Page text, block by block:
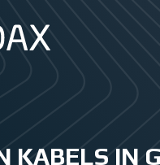
KABELS IN